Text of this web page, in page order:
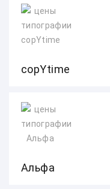
copYtime
Альфа